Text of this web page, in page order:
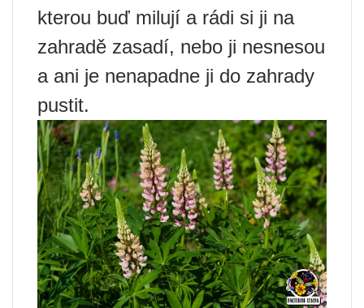
kterou buď milují a rádi si ji na
zahradě zasadí, nebo ji nesnesou
a ani je nenapadne ji do zahrady
pustit.